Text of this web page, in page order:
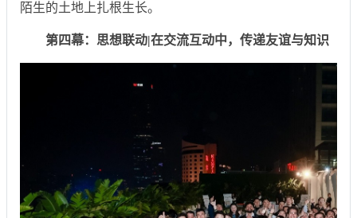
陌生的土地上扎根生长。
第四幕：思想联动|在交流互动中，传递友谊与知识